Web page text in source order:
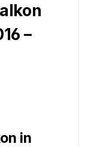
–
in